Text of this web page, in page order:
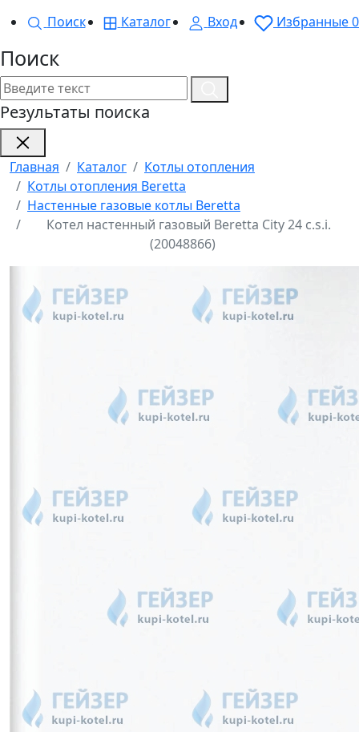
Поиск
Каталог Вход Избранные0
Поиск
Результаты поиска
Главная Каталог
Котлы отопления
Котлы отопления Beretta
Настенные газовые котлы Beretta
Котел настенный газовый Beretta City 24 c.s.i.
(20048866)